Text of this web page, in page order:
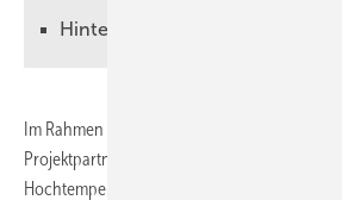
Hintergrund: Sunfire und
Im Rahmen des EU-Demonstrationsprojekts
Projektpartner Neste, Sunfire, CEA und Engie
Hochtemperatur-Elektrolyseur (SOEC – Solid